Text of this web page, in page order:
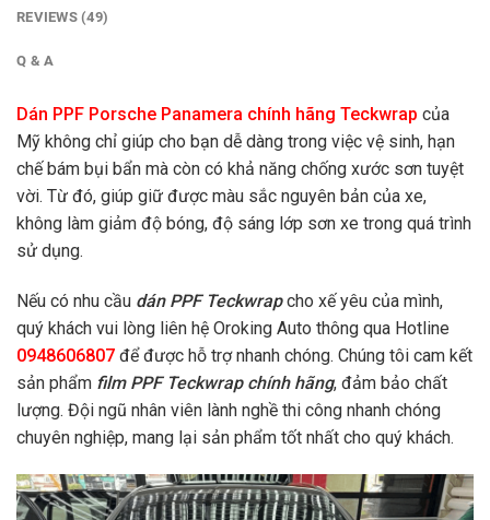
REVIEWS (49)
Q & A
Dán PPF Porsche Panamera chính hãng Teckwrap của
Mỹ không chỉ giúp cho bạn dễ dàng trong việc vệ sinh, hạn
chế bám bụi bẩn mà còn có khả năng chống xước sơn tuyệt
vời. Từ đó, giúp giữ được màu sắc nguyên bản của xe,
không làm giảm độ bóng, độ sáng lớp sơn xe trong quá trình
sử dụng.
Nếu có nhu cầu dán PPF Teckwrapcho xế yêu của mình,
quý khách vui lòng liên hệ Oroking Auto thông qua Hotline
0948606807 để được hỗ trợ nhanh chóng. Chúng tôi cam kết
sản phẩm film PPF Teckwrap chính hãng, đảm bảo chất
lượng. Đội ngũ nhân viên lành nghề thi công nhanh chóng
chuyên nghiệp, mang lại sản phẩm tốt nhất cho quý khách.